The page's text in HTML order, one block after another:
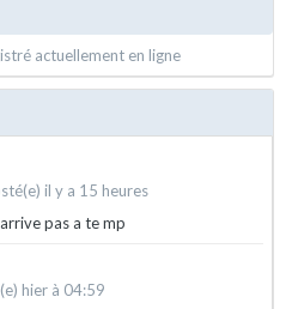
actuellement en ligne
il y a 15 heures
pas a te mp
hier à 04:59